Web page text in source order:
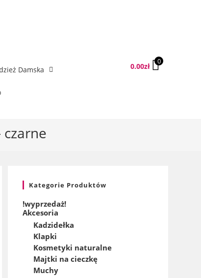
Damska 0.00zł
0
Kategorie Produktów
!wyprzedaż!
Akcesoria
Kadzidełka
Klapki
Kosmetyki naturalne
Majtki na cieczkę
Muchy